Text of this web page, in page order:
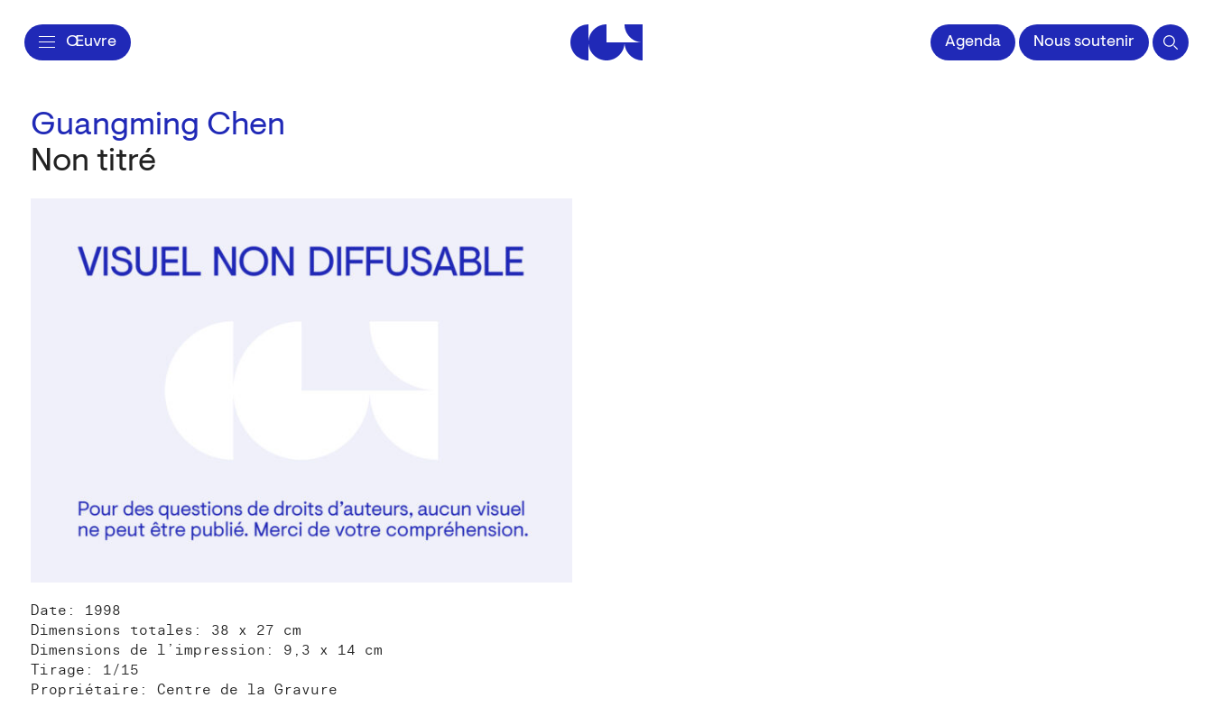
Œuvre Centre de la Gravure et de l'Image impriméeAgenda Nous soutenir
Guangming Chen
Non titré
Date: 1998
Dimensions totales: 38 x 27 cm
Dimensions de l’impression: 9,3 x 14 cm
Tirage: 1/15
Propriétaire: Centre de la Gravure